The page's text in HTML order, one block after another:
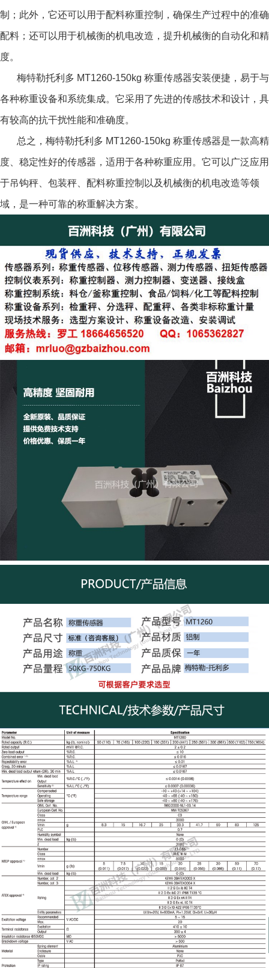
制；此外，它还可以用于配料称重控制，确保生产过程中的准确
配料；还可以用于机械衡的机电改造，提升机械衡的自动化和精
度。
梅特勒托利多 MT1260-150kg 称重传感器安装便捷，易于与
各种称重设备和系统集成。它采用了先进的传感技术和设计，具
有较高的抗干扰性能和准确度。
总之， 梅特勒托利多 MT1260-150kg 称重传感器是一款高精
度、稳定性好的传感器，适用于各种称重应用。它可以广泛应用
于吊钩秤、包装秤、配料称重控制以及机械衡的机电改造等领
域，是一种可靠的称重解决方案。